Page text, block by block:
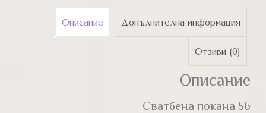
Описание Допълнителна информация
Отзиви (0)
Описание
Сватбена покана 56